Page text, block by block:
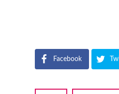
Facebook